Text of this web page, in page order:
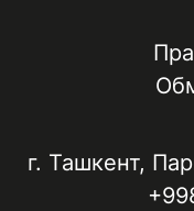
г. Ташкент,